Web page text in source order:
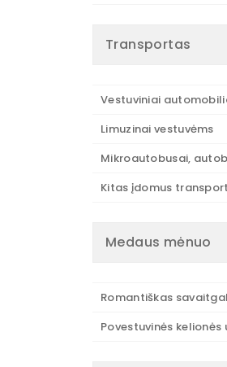
Transportas
Vestuviniai
Limuzinai vestuvėms
Mikroautobusai,
Kitas įdomus
Medaus mėnuo
Romantiškas
Povestuvinės kelionės